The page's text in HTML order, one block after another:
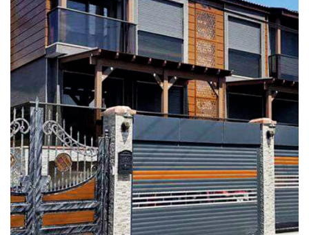
garaj_kapisi_tamiri (10)